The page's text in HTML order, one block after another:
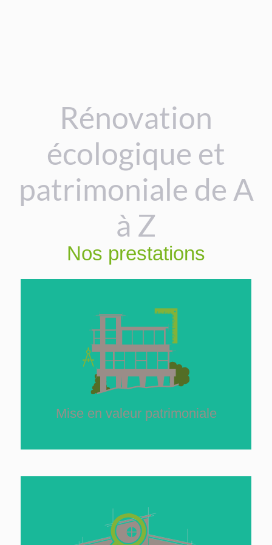
Rénovation
écologique et
patrimoniale de A
à Z​
Nos prestations
Mise en valeur patrimoniale
Mise en valeur
patrimoniale
La rénovation énergétique peux mettre à jour un
potentiel inattendu de valorisation de votre bien
extension, surélévation, transformation…
Audit énergétique
architectural